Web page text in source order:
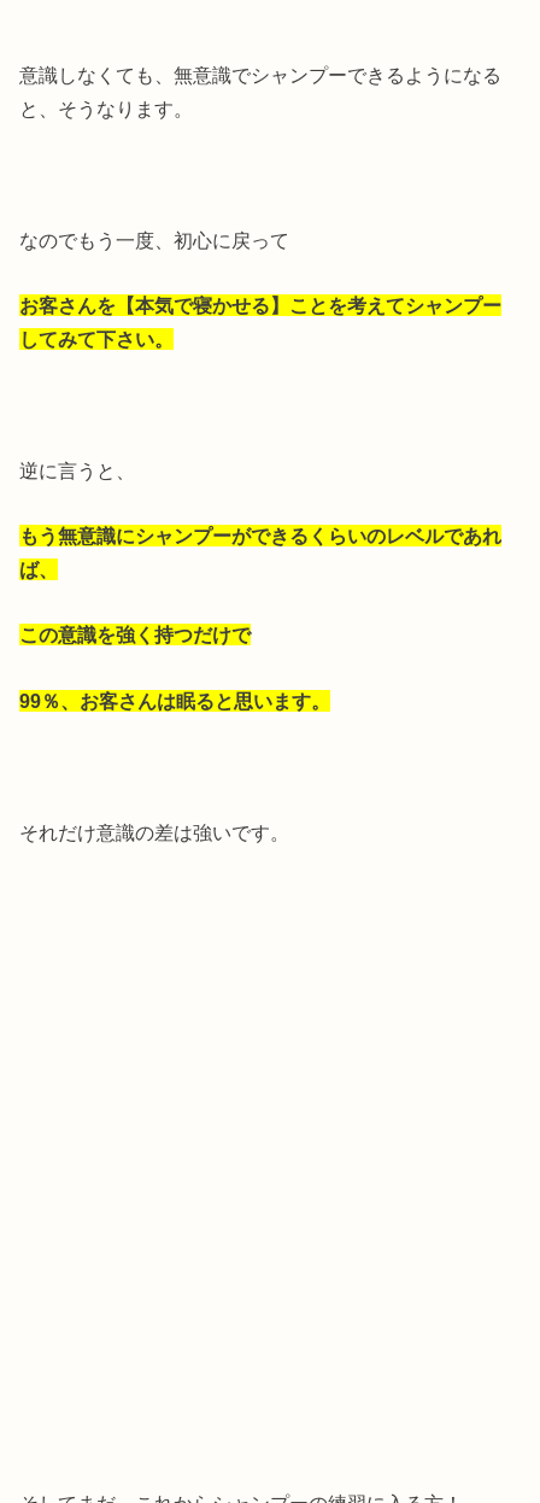
意識しなくても、無意識でシャンプーできるようになる
と、そうなります。
なのでもう一度、初心に戻って
お客さんを【本気で寝かせる】ことを考えてシャンプー
してみて下さい。
逆に言うと、
もう無意識にシャンプーができるくらいのレベルであれ
ば、
この意識を強く持つだけで
99％、お客さんは眠ると思います。
それだけ意識の差は強いです。